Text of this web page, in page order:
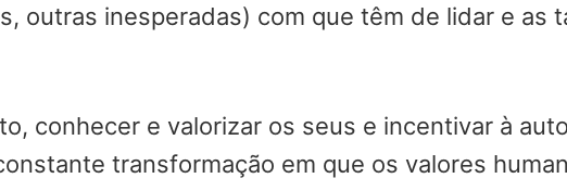
outras inesperadas) com que têm de lidar e
conhecer e valorizar os seus e incentivar à
transformação em que os valores